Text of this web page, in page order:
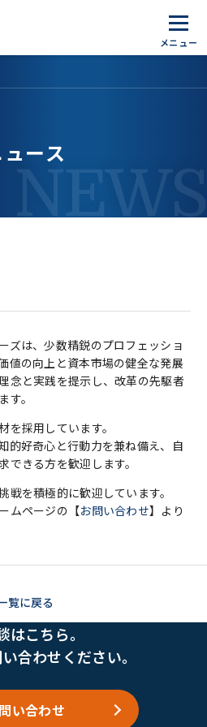
ース
ズは、少数精鋭のプロフェッショ
値の向上と資本市場の健全な発展
念と実践を提示し、改革の先駆者
す。
を採用しています。
的好奇心と行動力を兼ね備え、自
できる方を歓迎します。
戦を積極的に歓迎しています。
ムページの【お問い合わせ】より
覧に戻る
はこちら。
合わせください。
い合わせ